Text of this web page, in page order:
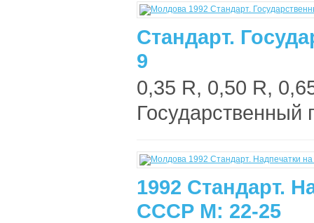
Стандарт.
9
0,35 R, 0,50 R,
Государственный
1992 Стандарт.
СССР М: 22-25